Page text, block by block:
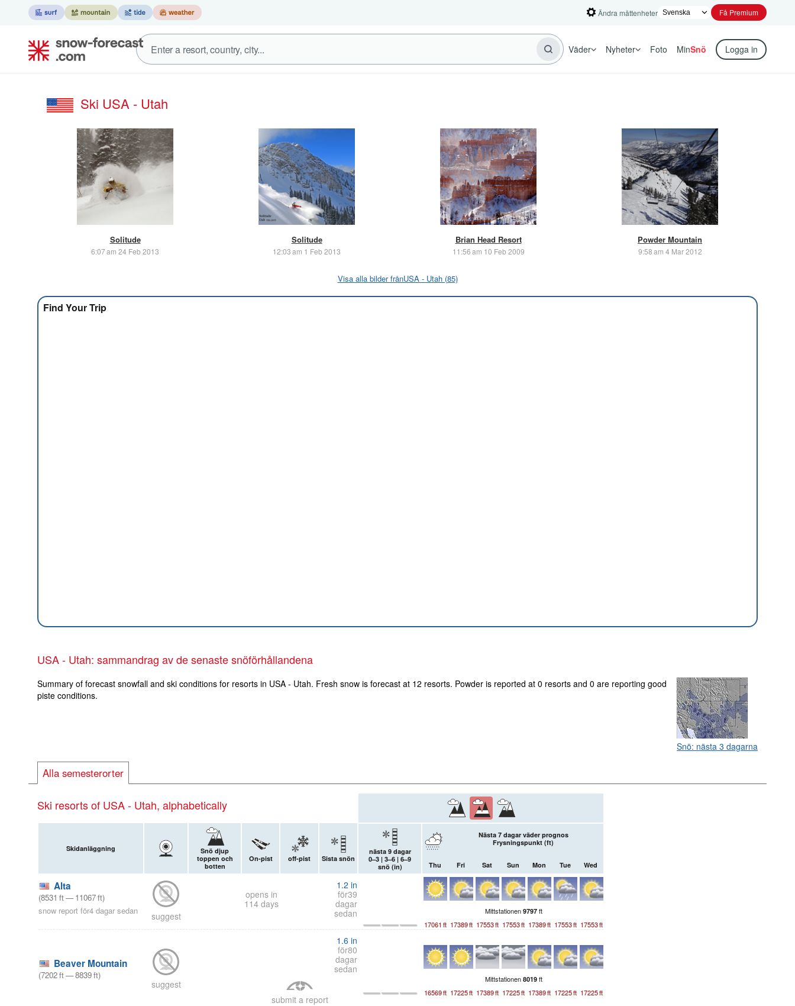
Ändra måttenheter Få Premium
Väder Nyheter Foto MinSnö Logga in
Ski USA - Utah
Solitude
6:07 am 24 Feb 2013
Solitude
12:03 am 1 Feb 2013
Brian Head Resort
11:56 am 10 Feb 2009
Powder Mountain
9:58 am 4 Mar 2012
Visa alla bilder frånUSA - Utah (85)
Find Your Trip
USA - Utah: sammandrag av de senaste snöförhållandena
Snö: nästa 3 dagarna
Summary of forecast snowfall and ski conditions for resorts in USA - Utah. Fresh snow is forecast at 12 resorts. Powder is reported at 0 resorts and 0 are reporting good
piste conditions.
Alla semesterorter
Ski resorts of USA - Utah, alphabetically
Skidanläggning
Snö djup
toppen och
botten
On-pist off-pist Sista snön
nästa 9 dagar
0–3 | 3–6 | 6–9
snö (in)
Nästa 7 dagar väder prognos
Frysningspunkt (ft)
Thu Fri Sat Sun Mon Tue Wed
Alta
(8531 ft—11067ft)
snow report för4 dagar sedan
suggest
opens in
114 days
1.2 in
för39
dagar
sedan
Mittstationen 9797 ft
17061 ft 17389ft 17553ft 17553ft 17389ft 17553ft 17553ft
Beaver Mountain
(7202ft—8839ft)
suggest
1.6 in
för80
dagar
sedan
submit a report
Mittstationen 8019 ft
16569ft 17225ft 17389ft 17225ft 17389ft 17225ft 17225ft